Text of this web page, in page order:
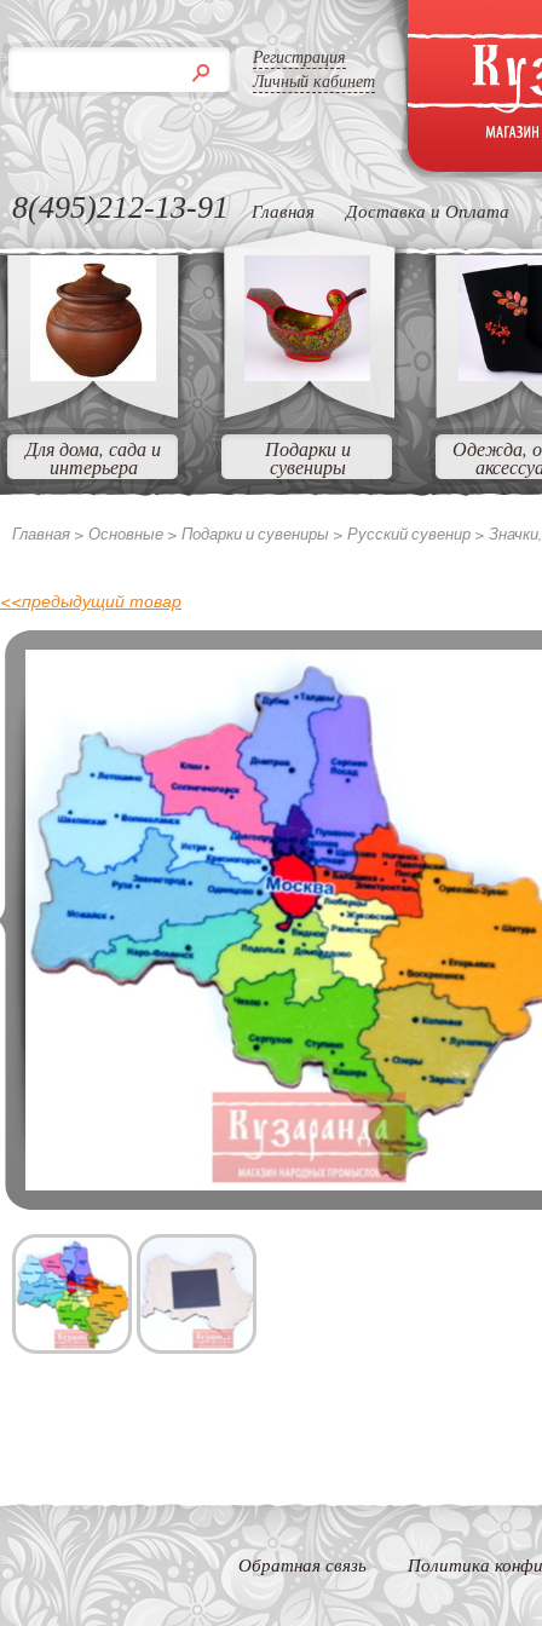
Регистрация
Личный кабинет
8(495)212-13-91 Главная Доставка и Оплата
Для дома, сада и
интерьера
Подарки и
сувениры
Одежда,
Главная > Основные > Подарки и сувениры > Русский сувенир >
<<предыдущий товар
Обратная связь Политика